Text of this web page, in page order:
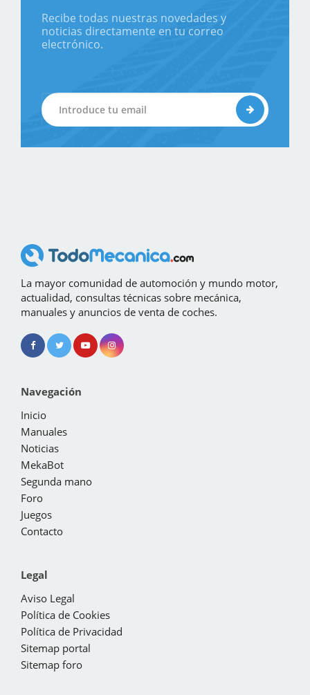
Recibe todas nuestras novedades y
noticias directamente en tu correo
electrónico.
La mayor comunidad de automoción y mundo motor,
actualidad, consultas técnicas sobre mecánica,
manuales y anuncios de venta de coches.
Navegación
Inicio
Manuales
Noticias
MekaBot
Segunda mano
Foro
Juegos
Contacto
Legal
Aviso Legal
Política de Cookies
Política de Privacidad
Sitemap portal
Sitemap foro